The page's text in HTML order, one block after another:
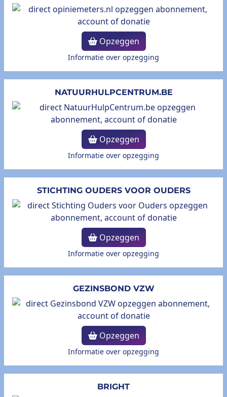
Opzeggen
Informatie over opzegging
NATUURHULPCENTRUM.BE
Opzeggen
Informatie over opzegging
STICHTING OUDERS VOOR OUDERS
Opzeggen
Informatie over opzegging
GEZINSBOND VZW
Opzeggen
Informatie over opzegging
BRIGHT